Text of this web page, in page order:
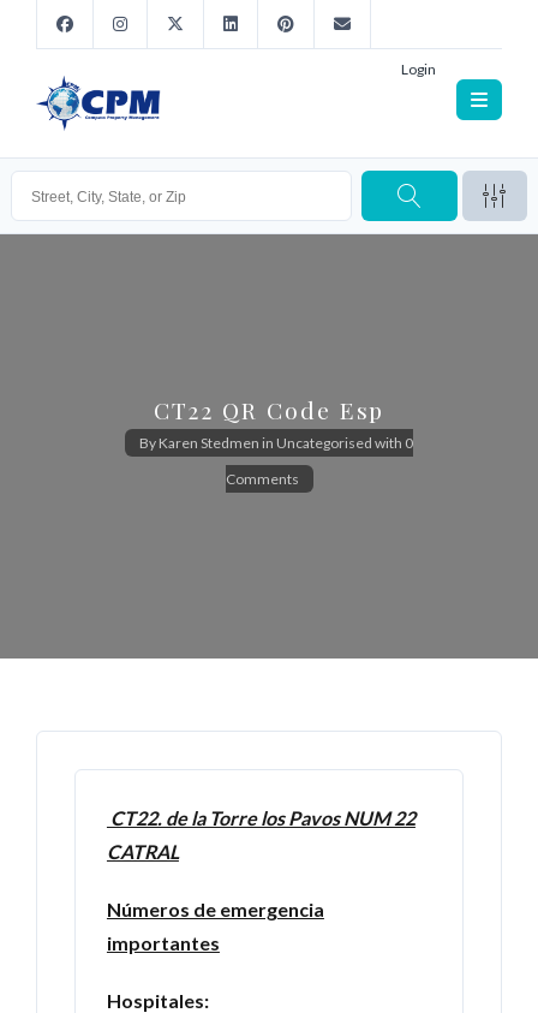
Login
CT22 QR Code Esp
By Karen Stedmen in Uncategorised with 0
Comments
CT22. de la Torre los Pavos NUM 22
CATRAL
Números de emergencia
importantes
Hospitales: